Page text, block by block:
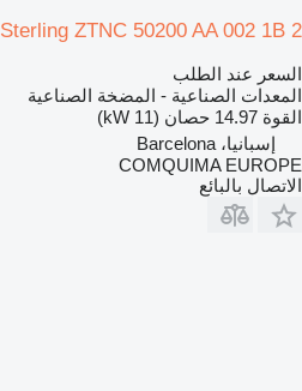
Sterling ZTNC 50200 AA 002 1B 2
السعر عند الطلب
المعدات الصناعية - المضخة الصناعية
القوة 14.97 حصان (11 kW)
إسبانيا، Barcelona
COMQUIMA EUROPE
الاتصال بالبائع